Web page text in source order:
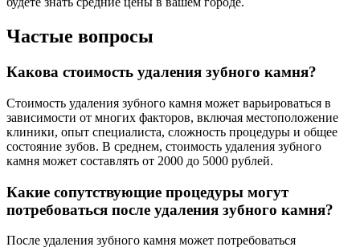
Частые вопросы
Какова стоимость удаления зубного камня?
Стоимость удаления зубного камня может варьироваться в
зависимости от многих факторов, включая местоположение
клиники, опыт специалиста, сложность процедуры и общее
состояние зубов. В среднем, стоимость удаления зубного
камня может составлять от 2000 до 5000 рублей.
Какие сопутствующие процедуры могут
потребоваться после удаления зубного камня?
После удаления зубного камня может потребоваться